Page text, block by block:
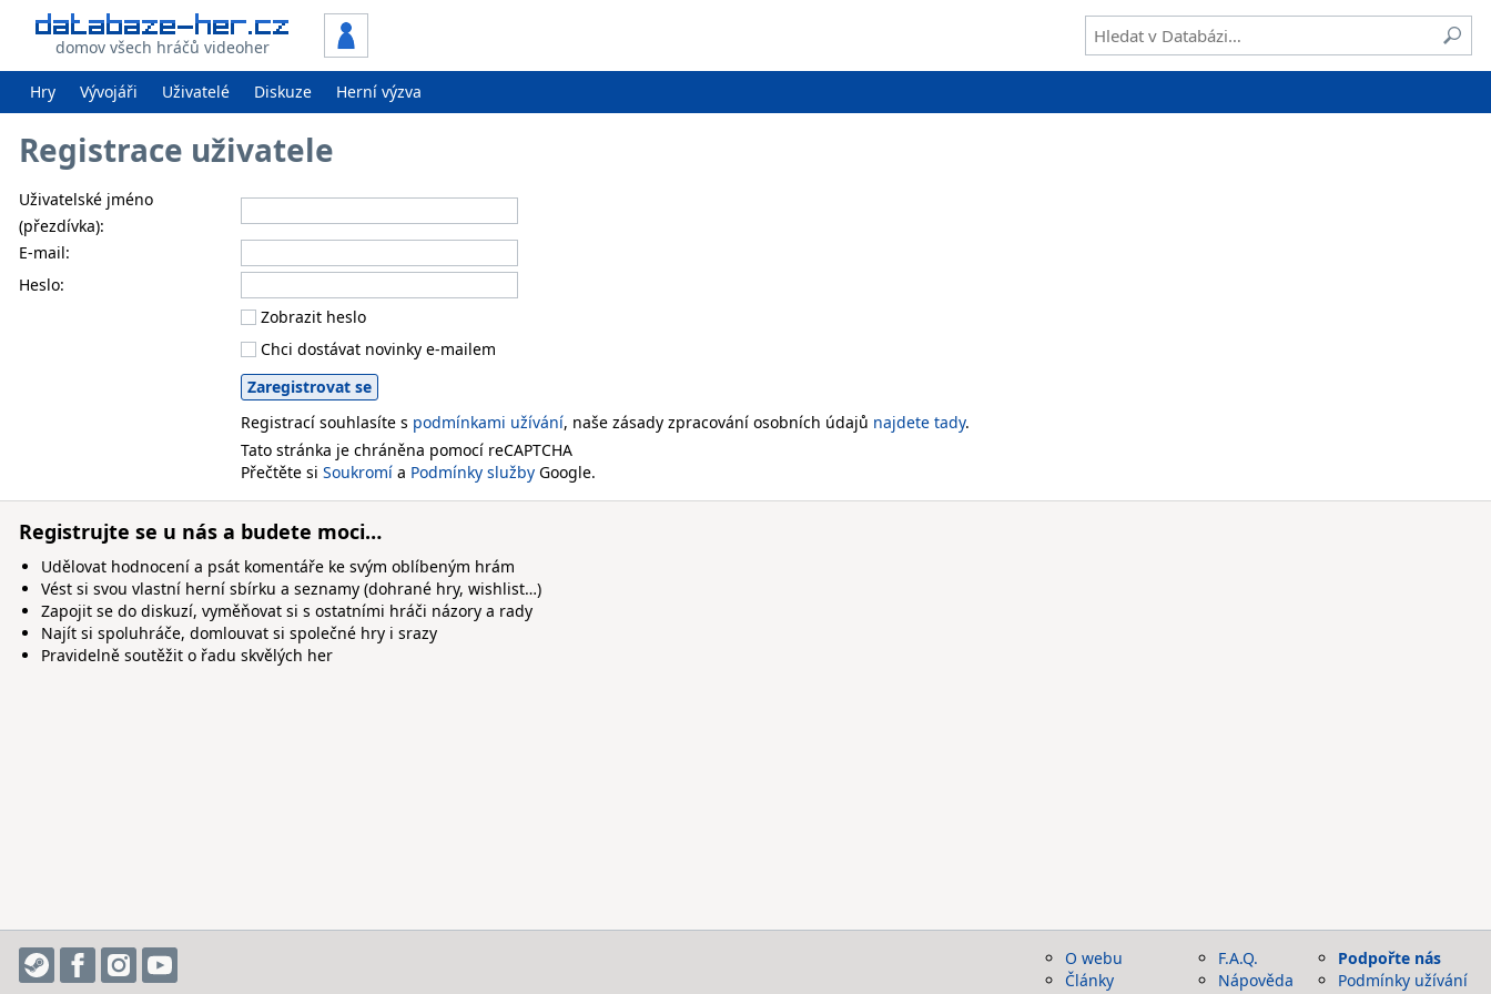
domov všech hráčů videoher
Hry Vývojáři Uživatelé Diskuze Herní výzva
Registrace uživatele
Uživatelské jméno
(přezdívka):
E-mail:
Heslo:
Zobrazit heslo
Chci dostávat novinky e-mailem
Registrací souhlasíte s podmínkami užívání, naše zásady zpracování osobních údajů najdete tady.
Tato stránka je chráněna pomocí reCAPTCHA
Přečtěte si Soukromí a Podmínky služby Google.
Registrujte se u nás a budete moci…
Udělovat hodnocení a psát komentáře ke svým oblíbeným hrám
Vést si svou vlastní herní sbírku a seznamy (dohrané hry, wishlist…)
Zapojit se do diskuzí, vyměňovat si s ostatními hráči názory a rady
Najít si spoluhráče, domlouvat si společné hry i srazy
Pravidelně soutěžit o řadu skvělých her
O webu
Články
F.A.Q.
Nápověda
Podpořte nás
Podmínky užívání